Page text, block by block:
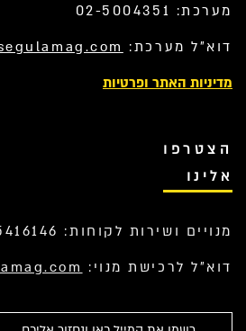
מערכת: 02-5004351
דוא”ל מערכת:
מדיניות האתר ופרטיות
הצטרפו
אלינו
מנויים ושירות לקוחות: 058-5416146
דוא”ל לרכישת מנוי: